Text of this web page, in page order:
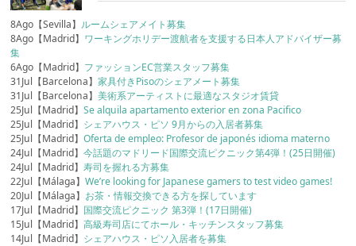
8Ago【Sevilla】 ルームシェアメイト募集
8Ago【Madrid】 ワーキングホリデー渡航者を支援する日本人アドバイザー募
集
6Ago【Madrid】 ファッションEC営業スタッフ募集
31Jul【Barcelona】家具付きPisoのシェアメート募集
31Jul【Barcelona】美術系アーティストに最適なスタジオ賃貸
25Jul【Madrid】Se alquila apartamento exterior en zona Pacifico
25Jul【Madrid】 シェアハウス・ピソ 9月からの入居者募集
25Jul【Madrid】Oferta de empleo: Profesor de japonés idioma materno
24Jul【Madrid】今話題のマドリード国際交流ピクニック第4弾！(25日開催)
24Jul【Madrid】寿司を握れる方募集
22Jul【Málaga】We’re looking for Japanese gamers to test video games!
20Jul【Málaga】 お茶・情報交換できる方を探しています
17Jul【Madrid】 国際交流ピクニック 第3弾！(17日開催)
15Jul【Madrid】高級寿司店にてホール・キッチンスタッフ募集
14Jul【Madrid】 シェアハウス・ピソ入居者を募集